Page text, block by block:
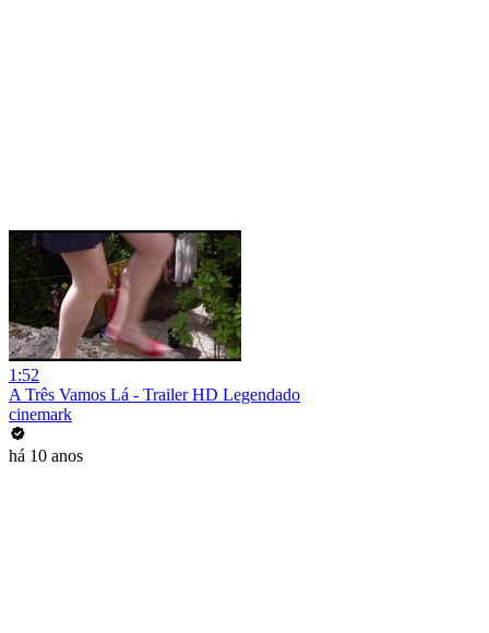
1:52
A Três Vamos Lá - Trailer HD Legendado
cinemark
há 10 anos